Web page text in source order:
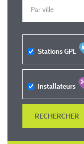
Stations GPL
Installateurs